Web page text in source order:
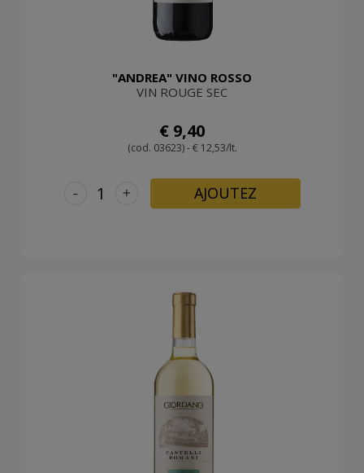
"ANDREA" VINO ROSSO
VIN ROUGE SEC
€ 9,40
(cod. 03623) - € 12,53/lt.
+
- AJOUTEZ